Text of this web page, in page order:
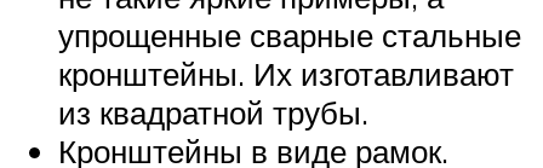
упрощенные сварные стальные
кронштейны. Их изготавливают
из квадратной трубы.
Кронштейны в виде рамок.